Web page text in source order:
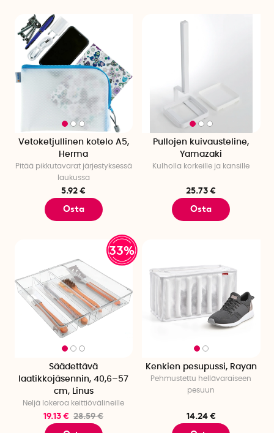
Vetoketjullinen kotelo A5,
Herma
Pitää pikkutavarat järjestyksessä
laukussa
5.92 €
Osta
Pullojen kuivausteline,
Yamazaki
Kulholla korkeille ja kansille
25.73 €
Osta
33%
Säädettävä
laatikkojäsennin, 40,6–57
cm, Linus
Neljä lokeroa keittiövälineille
19.13 € 28.59 €
Kenkien pesupussi, Rayan
Pehmustettu hellävaraiseen
pesuun
14.24 €